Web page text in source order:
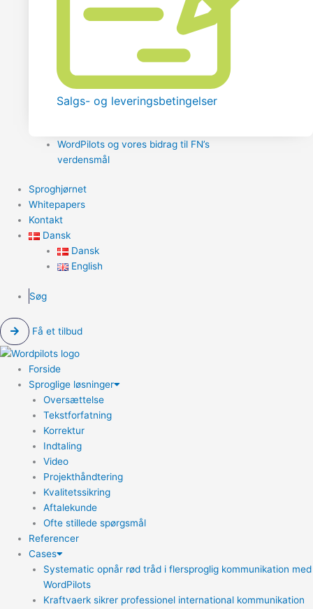
Salgs- og leveringsbetingelser
WordPilots og vores bidrag til FN’s
verdensmål
Sproghjørnet
Whitepapers
Kontakt
Dansk
Dansk
English
Søg
Få et tilbud
Forside
Sproglige løsninger
Oversættelse
Tekstforfatning
Korrektur
Indtaling
Video
Projekthåndtering
Kvalitetssikring
Aftalekunde
Ofte stillede spørgsmål
Referencer
Cases
Systematic opnår rød tråd i flersproglig kommunikation med
WordPilots
Kraftvaerk sikrer professionel international kommunikation